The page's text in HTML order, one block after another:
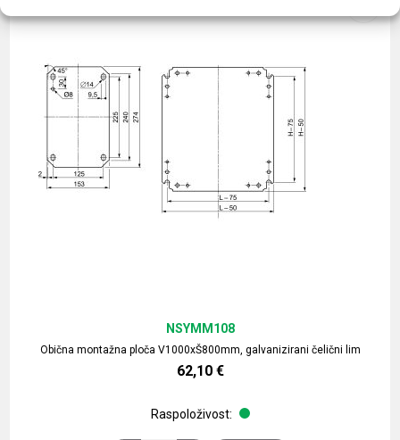
Obična montažna ploča V1000xŠ800mm, galvanizirani čelični lim
NSYMM108
62,10 €
Raspoloživost: